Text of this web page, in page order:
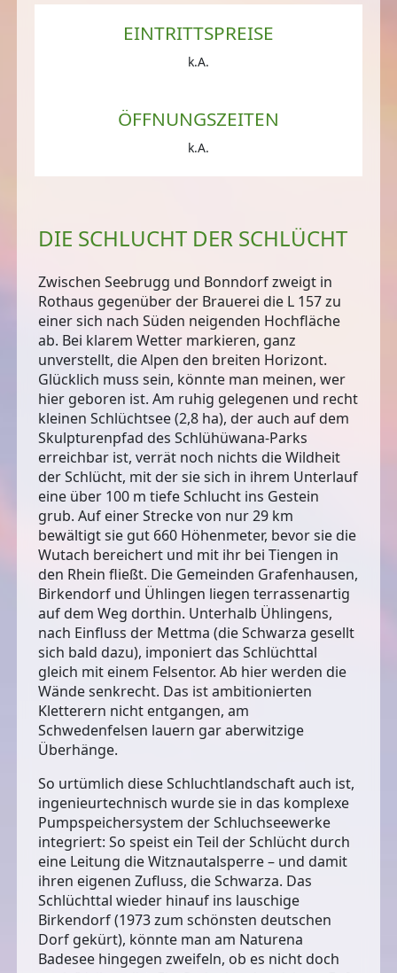
EINTRITTSPREISE
k.A.
ÖFFNUNGSZEITEN
k.A.
DIE SCHLUCHT DER SCHLÜCHT
Zwischen Seebrugg und Bonndorf zweigt in
Rothaus gegenüber der Brauerei die L 157 zu
einer sich nach Süden neigenden Hochfläche
ab. Bei klarem Wetter markieren, ganz
unverstellt, die Alpen den breiten Horizont.
Glücklich muss sein, könnte man meinen, wer
hier geboren ist. Am ruhig gelegenen und recht
kleinen Schlüchtsee (2,8 ha), der auch auf dem
Skulpturenpfad des Schlühüwana-Parks
erreichbar ist, verrät noch nichts die Wildheit
der Schlücht, mit der sie sich in ihrem Unterlauf
eine über 100 m tiefe Schlucht ins Gestein
grub. Auf einer Strecke von nur 29 km
bewältigt sie gut 660 Höhenmeter, bevor sie die
Wutach bereichert und mit ihr bei Tiengen in
den Rhein fließt. Die Gemeinden Grafenhausen,
Birkendorf und Ühlingen liegen terrassenartig
auf dem Weg dorthin. Unterhalb Ühlingens,
nach Einfluss der Mettma (die Schwarza gesellt
sich bald dazu), imponiert das Schlüchttal
gleich mit einem Felsentor. Ab hier werden die
Wände senkrecht. Das ist ambitionierten
Kletterern nicht entgangen, am
Schwedenfelsen lauern gar aberwitzige
Überhänge.
So urtümlich diese Schluchtlandschaft auch ist,
ingenieurtechnisch wurde sie in das komplexe
Pumpspeichersystem der Schluchseewerke
integriert: So speist ein Teil der Schlücht durch
eine Leitung die Witznautalsperre – und damit
ihren eigenen Zufluss, die Schwarza. Das
Schlüchttal wieder hinauf ins lauschige
Birkendorf (1973 zum schönsten deutschen
Dorf gekürt), könnte man am Naturena
Badesee hingegen zweifeln, ob es nicht doch